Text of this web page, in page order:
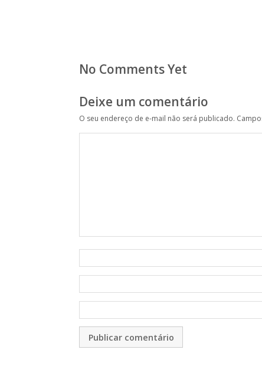
No Comments Yet
Deixe um comentário
O seu endereço de e-mail não será publicado.